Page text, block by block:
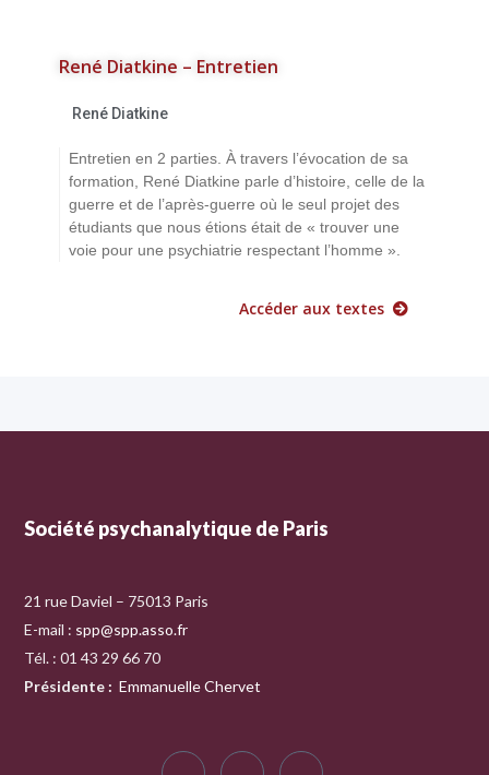
René Diatkine – Entretien
René Diatkine
Entretien en 2 parties. À travers l’évocation de sa
formation, René Diatkine parle d’histoire, celle de la
guerre et de l’après-guerre où le seul projet des
étudiants que nous étions était de « trouver une
voie pour une psychiatrie respectant l’homme ».
Accéder aux textes
Société psychanalytique de Paris
21 rue Daviel – 75013 Paris
E-mail : spp@spp.asso.fr
Tél. : 01 43 29 66 70
Présidente : Emmanuelle Chervet